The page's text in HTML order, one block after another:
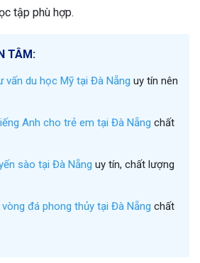
tập phù hợp.
TÂM:
vấn du học Mỹ tại Đà Nẵng uy tín nên
Anh cho trẻ em tại Đà Nẵng chất
sào tại Đà Nẵng uy tín, chất lượng
đá phong thủy tại Đà Nẵng chất